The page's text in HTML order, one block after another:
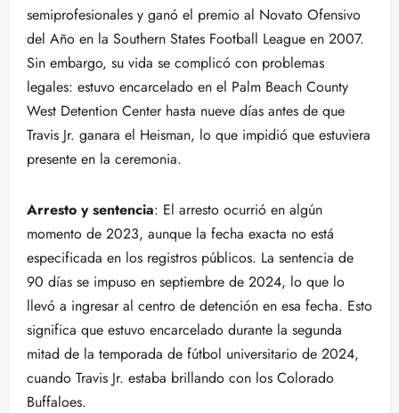
semiprofesionales y ganó el premio al Novato Ofensivo
del Año en la Southern States Football League en 2007.
Sin embargo, su vida se complicó con problemas
legales: estuvo encarcelado en el Palm Beach County
West Detention Center hasta nueve días antes de que
Travis Jr. ganara el Heisman, lo que impidió que estuviera
presente en la ceremonia.
Arresto y sentencia: El arresto ocurrió en algún
momento de 2023, aunque la fecha exacta no está
especificada en los registros públicos. La sentencia de
90 días se impuso en septiembre de 2024, lo que lo
llevó a ingresar al centro de detención en esa fecha. Esto
significa que estuvo encarcelado durante la segunda
mitad de la temporada de fútbol universitario de 2024,
cuando Travis Jr. estaba brillando con los Colorado
Buffaloes.